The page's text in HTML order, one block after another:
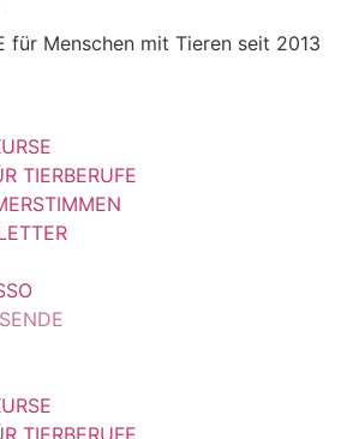
für Menschen mit Tieren seit 2013
TIERBERUFE